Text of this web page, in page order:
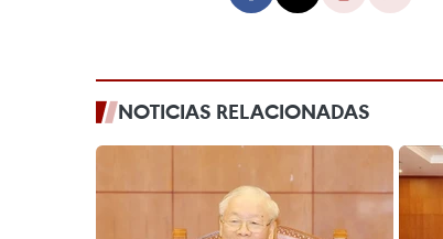
NOTICIAS RELACIONADAS